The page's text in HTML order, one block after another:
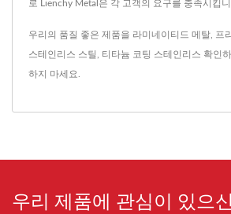
로 Lienchy Metal은 각 고객의 요구를 충족시킵니
우리의 품질 좋은 제품을 라미네이티드 메탈 프
스테인리스 스틸 티타늄 코팅 스테인리스 확인
하지 마세요.
우리 제품에 관심이 있으